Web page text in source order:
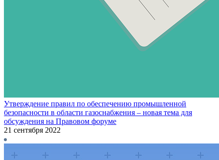
Утверждение правил по обеспечению промышленной
безопасности в области газоснабжения – новая тема для
обсуждения на Правовом форуме
21 сентября 2022